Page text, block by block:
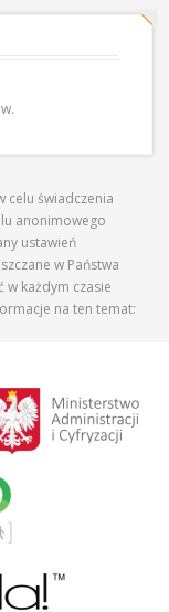
celu świadczenia
anonimowego
ustawień
w Państwa
w każdym czasie
na ten temat: